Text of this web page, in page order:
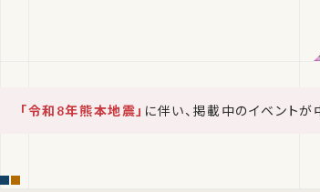
「令和8年熊本地震」 に伴い、掲載中のイベントが